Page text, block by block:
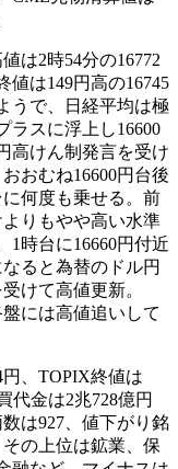
は2時54分の16772
値は149円高の16745
うで、日経平均は極
ラスに浮上し16600
高けん制発言を受け
おむね16600円台後
何度も乗せる。前
りもやや高い水準
1時台に16660円付近
ると為替のドル円
けて高値更新。
には高値追いして
、TOPIX終値は
代金は2兆728億円
は927、値下がり銘
の上位は鉱業、保